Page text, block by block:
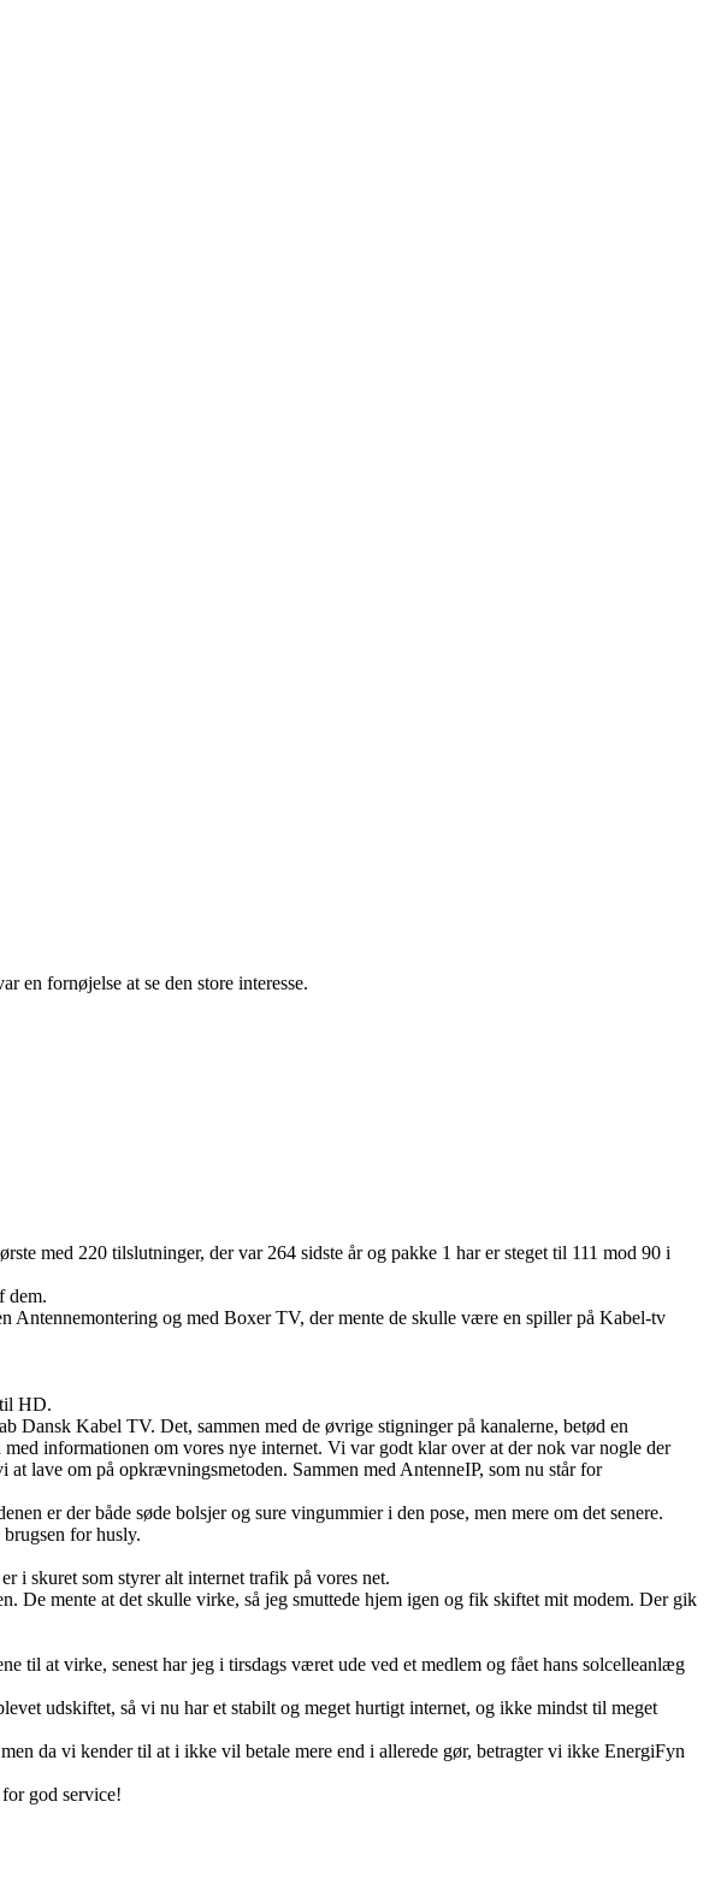
en fornøjelse at se den store interesse.
med 220 tilslutninger, der var 264 sidste år og pakke 1 har er steget til 111 mod 90 i
dem.
Antennemontering og med Boxer TV, der mente de skulle være en spiller på Kabel-tv
HD.
Dansk Kabel TV. Det, sammen med de øvrige stigninger på kanalerne, betød en
informationen om vores nye internet. Vi var godt klar over at der nok var nogle der
lave om på opkrævningsmetoden. Sammen med AntenneIP, som nu står for
er der både søde bolsjer og sure vingummier i den pose, men mere om det senere.
for husly.
i skuret som styrer alt internet trafik på vores net.
De mente at det skulle virke, så jeg smuttede hjem igen og fik skiftet mit modem. Der gik
til at virke, senest har jeg i tirsdags været ude ved et medlem og fået hans solcelleanlæg
udskiftet, så vi nu har et stabilt og meget hurtigt internet, og ikke mindst til meget
da vi kender til at i ikke vil betale mere end i allerede gør, betragter vi ikke EnergiFyn
god service!